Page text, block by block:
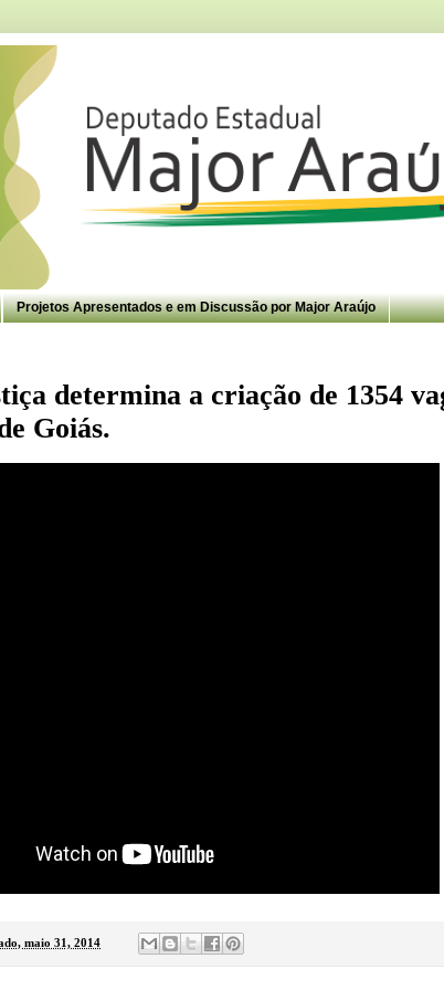
Projetos Apresentados e em Discussão por Major Araújo
determina a criação de 1354
Goiás.
maio 31, 2014